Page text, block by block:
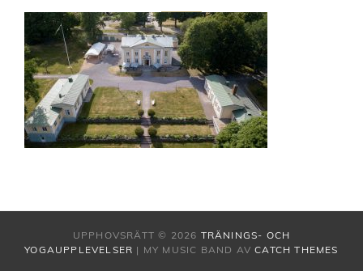
UPPHOVSRÄTT © 2026 TRÄNINGS- OCH
YOGAUPPLEVELSER | MY MUSIC BAND AVCATCH THEMES